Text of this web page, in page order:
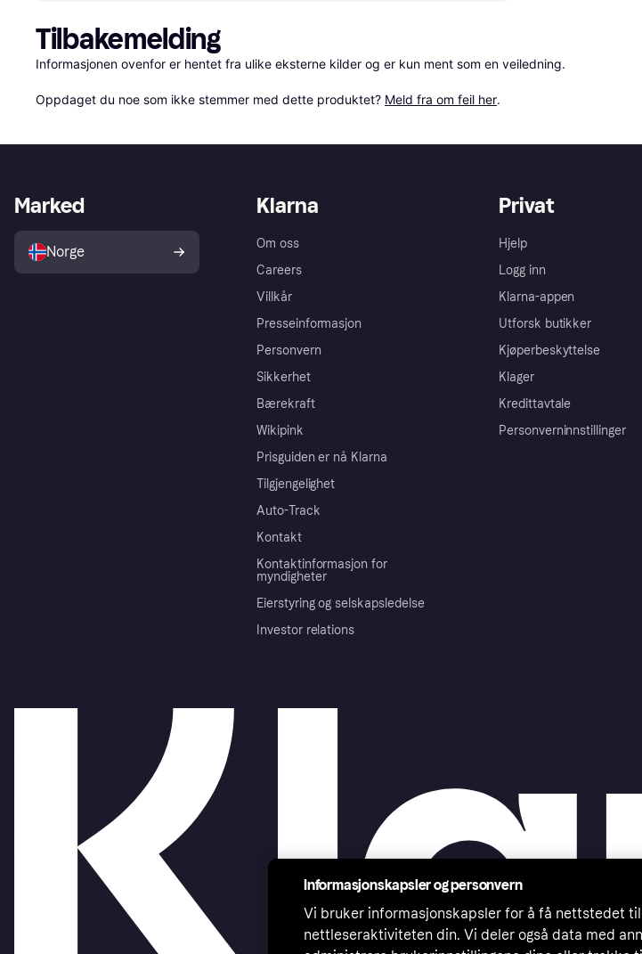
Tilbakemelding
Informasjonen ovenfor er hentet fra ulike eksterne kilder og er kun ment som en veiledning.
Oppdaget du noe som ikke stemmer med dette produktet? Meld fra om feil her.
Klarna
Om oss
Careers
Villkår
Presseinformasjon
Personvern
Sikkerhet
Bærekraft
Wikipink
Prisguiden er nå Klarna
Tilgjengelighet
Auto-Track
Kontakt
Kontaktinformasjon for
myndigheter
Eierstyring og selskapsledelse
Investor relations
Privat
Hjelp
Logg inn
Klarna-appen
Utforsk butikker
Kjøperbeskyttelse
Klager
Kredittavtale
Personverninnstillinger
Marked
Norge
Informasjonskapsler og personvern
Vi bruker informasjonskapsler for å få nettstedet
nettleseraktiviteten din. Vi deler også data med